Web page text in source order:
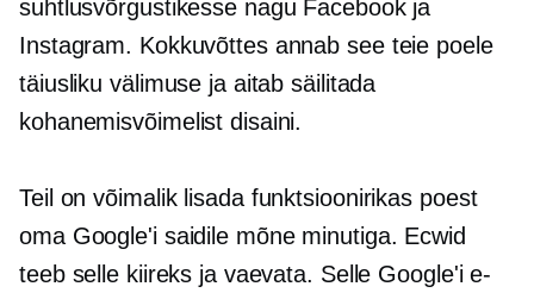
suhtlusvõrgustikesse nagu Facebook ja
Instagram. Kokkuvõttes annab see teie poele
täiusliku välimuse ja aitab säilitada
kohanemisvõimelist disaini.
Teil on võimalik lisada funktsioonirikas poest
oma Google'i saidile mõne minutiga. Ecwid
teeb selle kiireks ja vaevata. Selle Google'i e-